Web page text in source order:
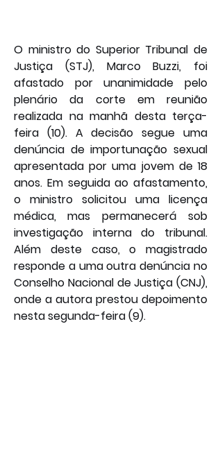
O ministro do Superior Tribunal de
Justiça (STJ), Marco Buzzi, foi
afastado por unanimidade pelo
plenário da corte em reunião
realizada na manhã desta terça-
feira (10). A decisão segue uma
denúncia de importunação sexual
apresentada por uma jovem de 18
anos. Em seguida ao afastamento,
o ministro solicitou uma licença
médica, mas permanecerá sob
investigação interna do tribunal.
Além deste caso, o magistrado
responde a uma outra denúncia no
Conselho Nacional de Justiça (CNJ),
onde a autora prestou depoimento
nesta segunda-feira (9).